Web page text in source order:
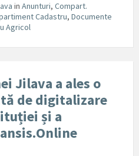
in Anunturi, Compart.
Cadastru, Documente
Agricol
Jilava a ales o
de digitalizare
și a